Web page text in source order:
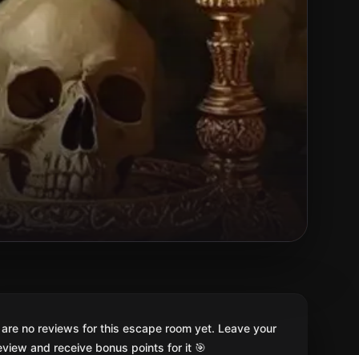
no reviews for this escape room yet. Leave your
and receive bonus points for it 🎯